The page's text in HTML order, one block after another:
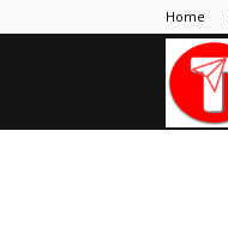
Home